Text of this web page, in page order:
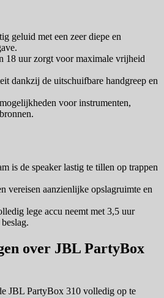
geluid met een zeer diepe en
18 uur zorgt voor maximale vrijheid
dankzij de uitschuifbare handgreep en
voor instrumenten,
is de speaker lastig te tillen op trappen
vereisen aanzienlijke opslagruimte en
lege accu neemt met 3,5 uur
over JBL PartyBox
JBL PartyBox 310 volledig op te